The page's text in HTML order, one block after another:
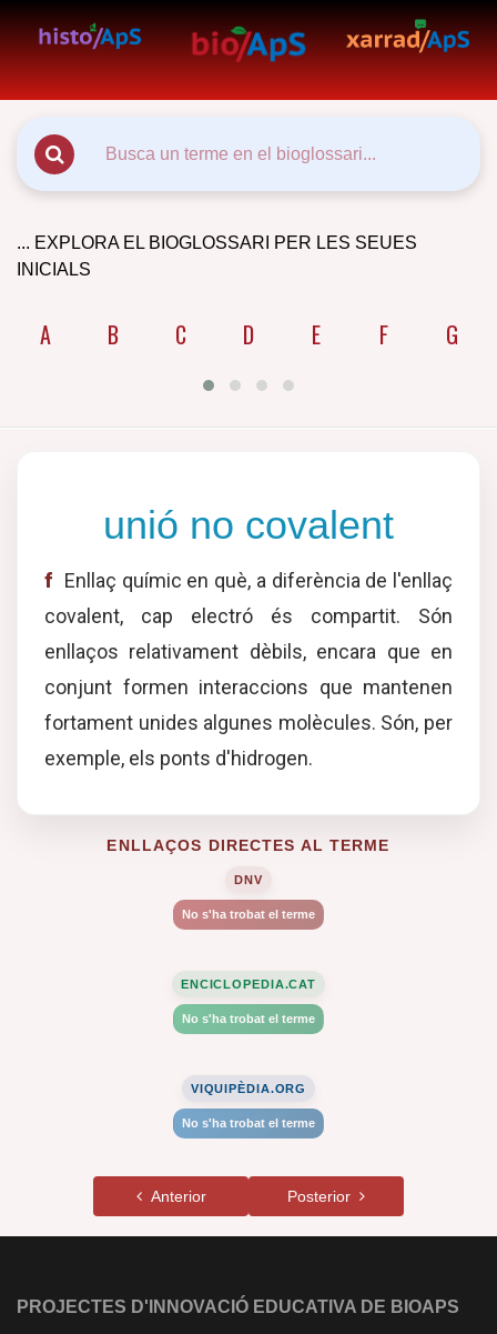
... EXPLORA EL BIOGLOSSARI PER LES SEUES
INICIALS
A B C D E F G
unió no covalent
f Enllaç químic en què, a diferència de l'enllaç
covalent, cap electró és compartit. Són
enllaços relativament dèbils, encara que en
conjunt formen interaccions que mantenen
fortament unides algunes molècules. Són, per
exemple, els ponts d'hidrogen.
ENLLAÇOS DIRECTES AL TERME
DNV
No s'ha trobat el terme
ENCICLOPEDIA.CAT
No s'ha trobat el terme
VIQUIPÈDIA.ORG
No s'ha trobat el terme
Anterior Posterior
PROJECTES D'INNOVACIÓ EDUCATIVA DE BIOAPS